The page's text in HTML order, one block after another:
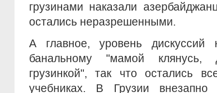
грузинами наказали
остались неразрешенными.
А главное, уровень дискуссий
банальному "мамой
грузинкой", так что остались
учебниках. В Грузии